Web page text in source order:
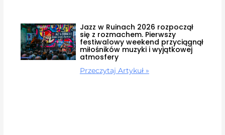
Jazz w Ruinach 2026 rozpoczął
się z rozmachem. Pierwszy
festiwalowy weekend przyciągnął
miłośników muzyki i wyjątkowej
atmosfery
Przeczytaj Artykuł »